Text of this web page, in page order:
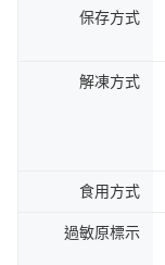
保存方式
解凍方式
食用方式
過敏原標示